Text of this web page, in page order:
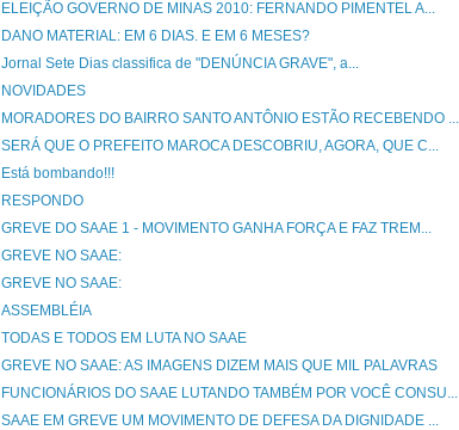
ELEIÇÃO GOVERNO DE MINAS 2010: FERNANDO PIMENTEL A...
DANO MATERIAL: EM 6 DIAS. E EM 6 MESES?
Jornal Sete Dias classifica de "DENÚNCIA GRAVE", a...
NOVIDADES
MORADORES DO BAIRRO SANTO ANTÔNIO ESTÃO RECEBENDO ...
SERÁ QUE O PREFEITO MAROCA DESCOBRIU, AGORA, QUE C...
Está bombando!!!
RESPONDO
GREVE DO SAAE 1 - MOVIMENTO GANHA FORÇA E FAZ TREM...
GREVE NO SAAE:
GREVE NO SAAE:
ASSEMBLÉIA
TODAS E TODOS EM LUTA NO SAAE
GREVE NO SAAE: AS IMAGENS DIZEM MAIS QUE MIL PALAVRAS
FUNCIONÁRIOS DO SAAE LUTANDO TAMBÉM POR VOCÊ CONSU...
SAAE EM GREVE UM MOVIMENTO DE DEFESA DA DIGNIDADE ...